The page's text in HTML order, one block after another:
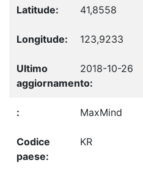
41,8558
123,9233
2018-10-26
MaxMind
KR